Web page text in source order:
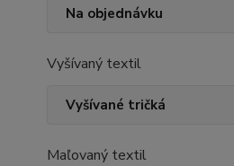
Na objednávku
Vyšívaný textil
Vyšívané tričká
Maľovaný textil